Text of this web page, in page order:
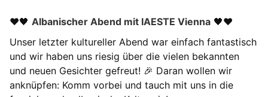
❤️🖤 Albanischer Abend mit IAESTE Vienna 🖤❤️
Unser letzter kultureller Abend war einfach fantastisch
und wir haben uns riesig über die vielen bekannten
und neuen Gesichter gefreut! 🎉 Daran wollen wir
anknüpfen: Komm vorbei und tauch mit uns in die